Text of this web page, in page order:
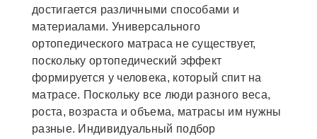
достигается различными способами и
материалами. Универсального
ортопедического матраса не существует,
поскольку ортопедический эффект
формируется у человека, который спит на
матрасе. Поскольку все люди разного веса,
роста, возраста и объема, матрасы им нужны
разные. Индивидуальный подбор